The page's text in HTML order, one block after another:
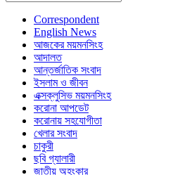
Correspondent
English News
আজকের ময়মনসিংহ
আদালত
আন্তর্জাতিক সংবাদ
ইসলাম ও জীবন
এক্সক্লুসিভ ময়মনসিংহ
করোনা আপডেট
করোনায় সহযোগীতা
খেলার সংবাদ
চাকুরী
ছবি গ্যালারী
জাতীয় অহংকার